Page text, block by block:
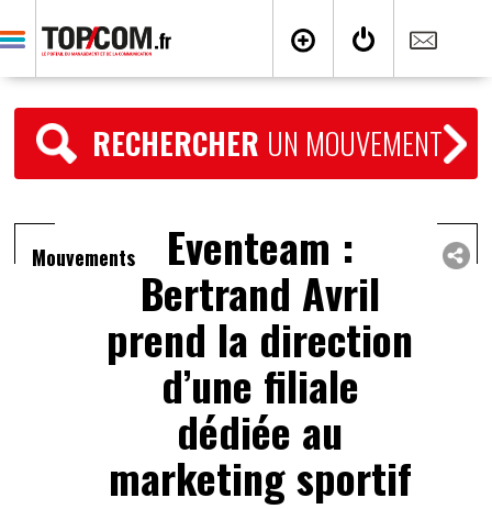
RECHERCHER UN MOUVEMENT
Mouvements Eventeam :
Bertrand Avril
prend la direction
d’une filiale
dédiée au
marketing sportif